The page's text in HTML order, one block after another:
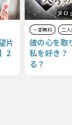
片
2
一部無料 二人用
彼の心を
私を好き
る？